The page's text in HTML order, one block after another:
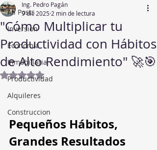
All Posts
Inversion
Economía
Inmobiliaria
Productividad
Alquileres
Construccion
"Cómo Multiplicar tu
Productividad con Hábitos
de Alto Rendimiento" 🚀🎯
Ing. Pedro Pagán
9 dic 2025 2 min de lectura
Obtuvo NaN de 5 estrellas.
Pequeños Hábitos,
Grandes Resultados